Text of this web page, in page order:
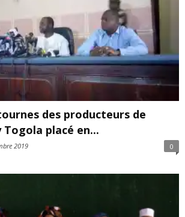
des producteurs de
placé en...
2019 0